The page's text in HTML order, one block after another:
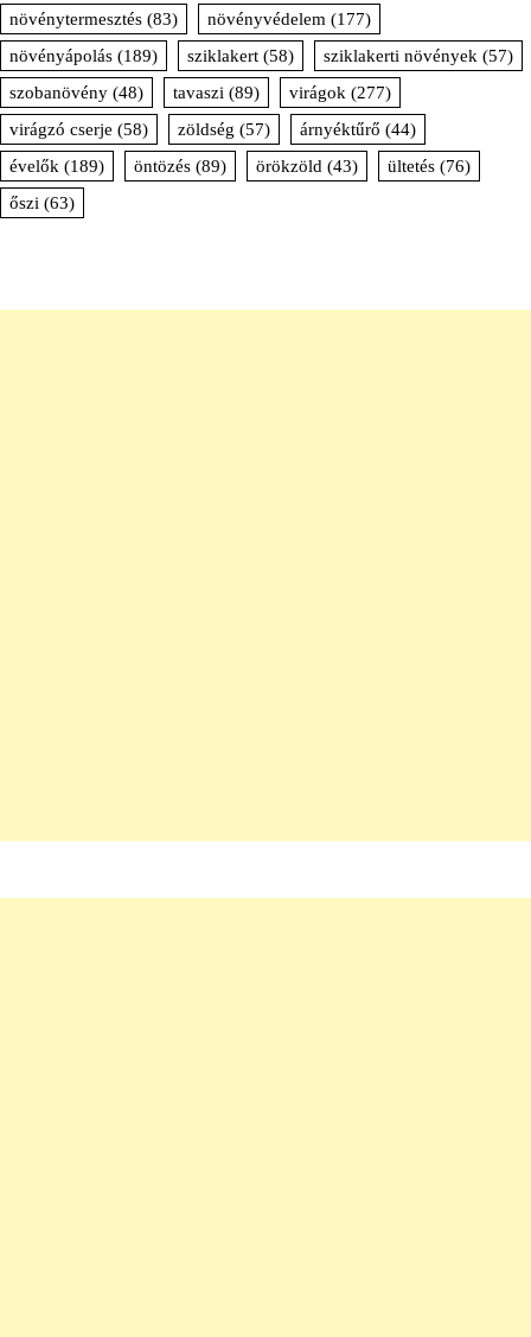
növénytermesztés (83) növényvédelem (177)
növényápolás (189) sziklakert (58) sziklakerti növények (57)
szobanövény (48) tavaszi (89) virágok (277)
virágzó cserje (58) zöldség (57) árnyéktűrő (44)
évelők (189) öntözés (89) örökzöld (43) ültetés (76)
őszi (63)